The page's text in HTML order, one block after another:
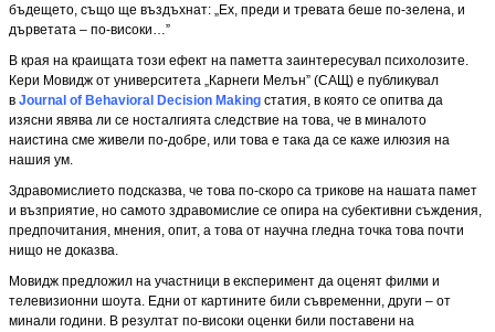
бъдещето, също ще въздъхнат: „Ех, преди и тревата беше по-зелена, и
дърветата – по-високи…”
В края на краищата този ефект на паметта заинтересувал психолозите.
Кери Мовидж от университета „Карнеги Мелън” (САЩ) е публикувал
в Journal of Behavioral Decision Making статия, в която се опитва да
изясни явява ли се носталгията следствие на това, че в миналото
наистина сме живели по-добре, или това е така да се каже илюзия на
нашия ум.
Здравомислието подсказва, че това по-скоро са трикове на нашата памет
и възприятие, но самото здравомислие се опира на субективни съждения,
предпочитания, мнения, опит, а това от научна гледна точка това почти
нищо не доказва.
Мовидж предложил на участници в експеримент да оценят филми и
телевизионни шоута. Едни от картините били съвременни, други – от
минали години. В резултат по-високи оценки били поставени на